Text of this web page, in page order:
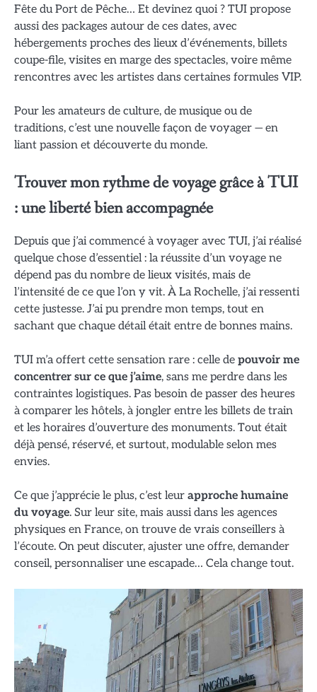
Fête du Port de Pêche… Et devinez quoi ? TUI propose
aussi des packages autour de ces dates, avec
hébergements proches des lieux d’événements, billets
coupe-file, visites en marge des spectacles, voire même
rencontres avec les artistes dans certaines formules VIP.
Pour les amateurs de culture, de musique ou de
traditions, c’est une nouvelle façon de voyager — en
liant passion et découverte du monde.
Trouver mon rythme de voyage grâce à TUI
: une liberté bien accompagnée
Depuis que j’ai commencé à voyager avec TUI, j’ai réalisé
quelque chose d’essentiel : la réussite d’un voyage ne
dépend pas du nombre de lieux visités, mais de
l’intensité de ce que l’on y vit. À La Rochelle, j’ai ressenti
cette justesse. J’ai pu prendre mon temps, tout en
sachant que chaque détail était entre de bonnes mains.
TUI m’a offert cette sensation rare : celle de pouvoir me
concentrer sur ce que j’aime, sans me perdre dans les
contraintes logistiques. Pas besoin de passer des heures
à comparer les hôtels, à jongler entre les billets de train
et les horaires d’ouverture des monuments. Tout était
déjà pensé, réservé, et surtout, modulable selon mes
envies.
Ce que j’apprécie le plus, c’est leur approche humaine
du voyage. Sur leur site, mais aussi dans les agences
physiques en France, on trouve de vrais conseillers à
l’écoute. On peut discuter, ajuster une offre, demander
conseil, personnaliser une escapade… Cela change tout.